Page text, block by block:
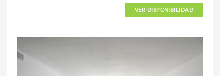
VER DISPONIBILIDAD